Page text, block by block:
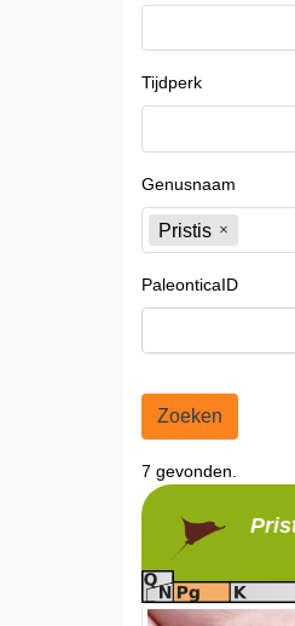
Tijdperk
Genusnaam
Pristis
PaleonticaID
Zoeken
7 gevonden.